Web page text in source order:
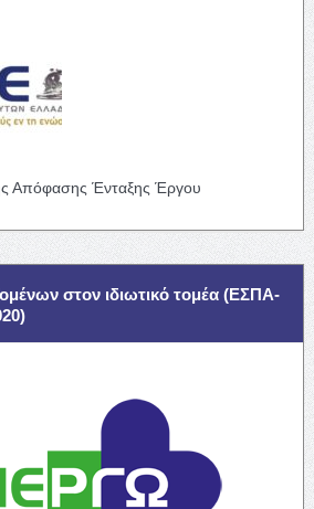
Απόφασης Ένταξης Έργου
στον ιδιωτικό τομέα (ΕΣΠΑ-